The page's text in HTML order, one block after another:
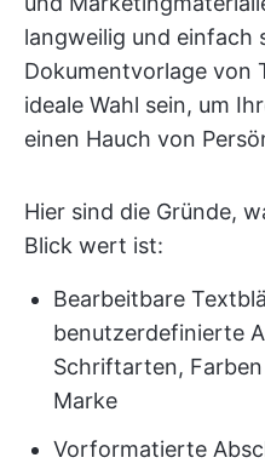
langweilig und einfach
Dokumentvorlage von
ideale Wahl sein, um
einen Hauch von
Hier sind die Gründe,
Blick wert ist:
Bearbeitbare
benutzerdefinierte
Schriftarten,
Marke
Vorformatierte